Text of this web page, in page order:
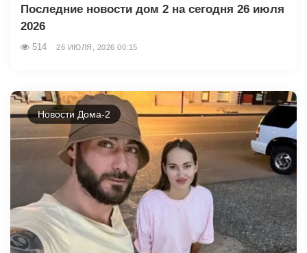
Последние новости дом 2 на сегодня 26 июля
2026
514 26 ИЮЛЯ, 2026 00:15
Новости Дома-2